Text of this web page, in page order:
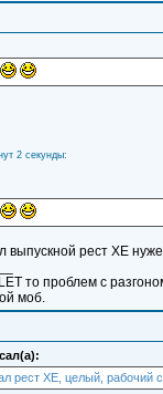
2 секунды:
рест ХЕ
то проблем с
моб.
рест ХЕ, целый, рабочий